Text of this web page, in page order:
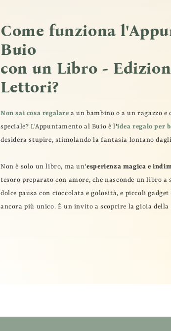
Come funziona
Buio
con un Libro -
Lettori?
Non sai cosa regalare a un bambino o a un ragazzo
speciale? L'Appuntamento al Buio è l'idea regalo per
desidera stupire, stimolando la fantasia lontano
Non è solo un libro, ma un'esperienza magica e
tesoro preparato con amore, che nasconde un libro a
dolce pausa con cioccolata e golosità, e piccoli
ancora più unico. È un invito a scoprire la gioia della